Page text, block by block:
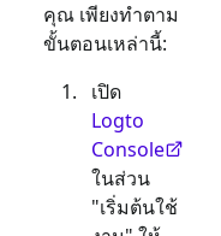
คุณ เพียงทำตาม
ขั้นตอนเหล่านี้:
เปิด
Logto
Console
ในส่วน
"เริ่มต้นใช้